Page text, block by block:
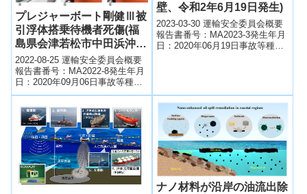
プレジャーボート剛健Ⅲ被
引浮体搭乗待機者死傷(福
島県会津若松市中田浜沖
（猪苗代湖）、令和2年9
月6日発生)
2022-08-25 運輸安全委員会概要
報告書番号：MA2022-8発生年月
日：2020年09月06日事故等種
類：死傷等事故等名：プレジャ
ーボート剛健Ⅲ被引浮体...
壁、令和2年6月19日発生)
2023-03-30 運輸安全委員会概要
報告書番号：MA2023-3発生年月
日：2020年06月19日事故等種
ナノ材料が沿岸の油流出除